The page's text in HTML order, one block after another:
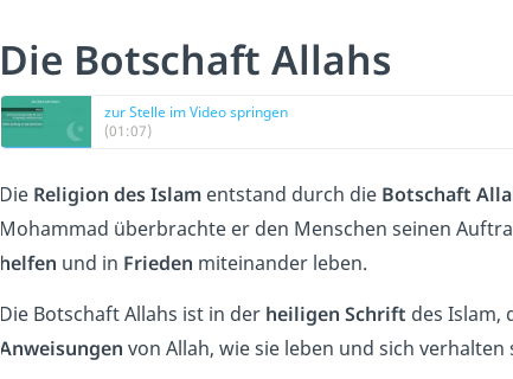
Die Botschaft Allahs
zur Stelle im Video springen
(01:07)
Die Religion des Islamentstand durch die Botschaft
Mohammad überbrachte er den Menschen seinen
helfen und in Frieden miteinander leben.
Die Botschaft Allahs ist in derheiligen Schrift des Islam,
Anweisungen von Allah, wie sie leben und sich verhalten